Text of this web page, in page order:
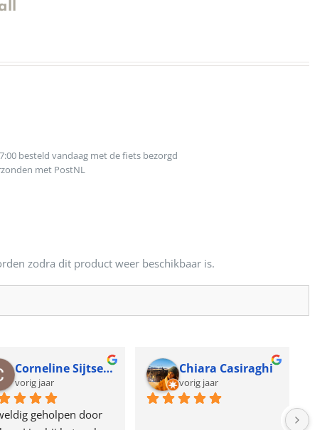
besteld vandaag met de fiets bezorgd
met PostNL
zodra dit product weer beschikbaar is.
Corneline Sijtsema
vorig jaar
geholpen door
Chiara Casiraghi
vorig jaar